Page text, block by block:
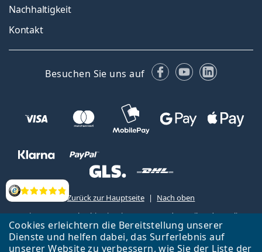
Cookies erleichtern die Bereitstellung unserer
Dienste und helfen dabei, das Surferlebnis auf
unserer Website zu verbessern, wie Sie der Liste der
Bewertung
Nachhaltigkeit
Kontakt
Besuchen Sie uns auf Facebook
YouTubeLinkedIn
Zurück zur Hauptseite
Nach oben
Lentiamo s.r.o., Tschechien ist Eigentümer und Betreiber des Online-
Shops Lentiamo.de
Seit 18 Jahren sind wir für Sie da.